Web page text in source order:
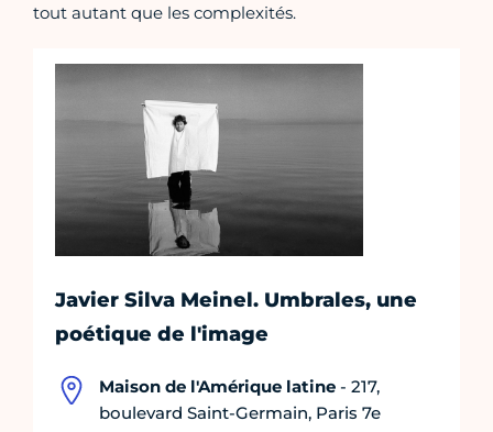
tout autant que les complexités.
Javier Silva Meinel. Umbrales, une
poétique de l'image
Maison de l'Amérique latine - 217,
boulevard Saint-Germain, Paris 7e